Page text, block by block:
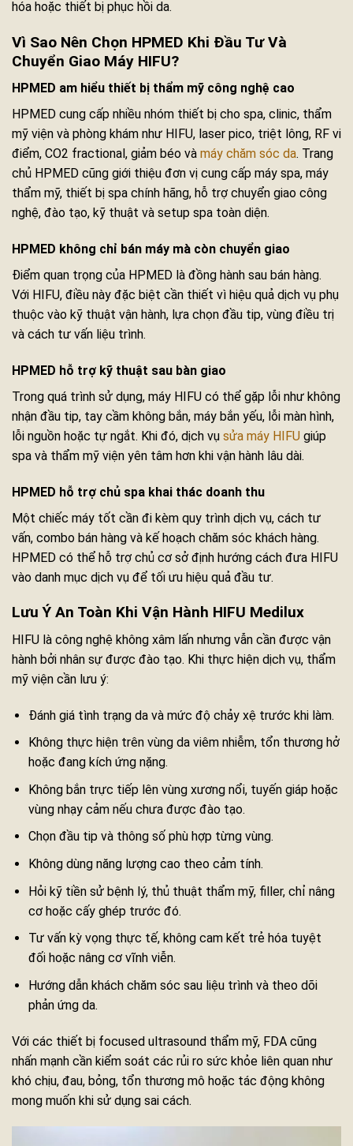
hóa hoặc thiết bị phục hồi da.
Vì Sao Nên Chọn HPMED Khi Đầu Tư Và
Chuyển Giao Máy HIFU?
HPMED am hiểu thiết bị thẩm mỹ công nghệ cao
HPMED cung cấp nhiều nhóm thiết bị cho spa, clinic, thẩm
mỹ viện và phòng khám như HIFU, laser pico, triệt lông, RF vi
điểm, CO2 fractional, giảm béo và máy chăm sóc da. Trang
chủ HPMED cũng giới thiệu đơn vị cung cấp máy spa, máy
thẩm mỹ, thiết bị spa chính hãng, hỗ trợ chuyển giao công
nghệ, đào tạo, kỹ thuật và setup spa toàn diện.
HPMED không chỉ bán máy mà còn chuyển giao
Điểm quan trọng của HPMED là đồng hành sau bán hàng.
Với HIFU, điều này đặc biệt cần thiết vì hiệu quả dịch vụ phụ
thuộc vào kỹ thuật vận hành, lựa chọn đầu tip, vùng điều trị
và cách tư vấn liệu trình.
HPMED hỗ trợ kỹ thuật sau bàn giao
Trong quá trình sử dụng, máy HIFU có thể gặp lỗi như không
nhận đầu tip, tay cầm không bắn, máy bắn yếu, lỗi màn hình,
lỗi nguồn hoặc tự ngắt. Khi đó, dịch vụ sửa máy HIFU giúp
spa và thẩm mỹ viện yên tâm hơn khi vận hành lâu dài.
HPMED hỗ trợ chủ spa khai thác doanh thu
Một chiếc máy tốt cần đi kèm quy trình dịch vụ, cách tư
vấn, combo bán hàng và kế hoạch chăm sóc khách hàng.
HPMED có thể hỗ trợ chủ cơ sở định hướng cách đưa HIFU
vào danh mục dịch vụ để tối ưu hiệu quả đầu tư.
Lưu Ý An Toàn Khi Vận Hành HIFU Medilux
HIFU là công nghệ không xâm lấn nhưng vẫn cần được vận
hành bởi nhân sự được đào tạo. Khi thực hiện dịch vụ, thẩm
mỹ viện cần lưu ý:
Đánh giá tình trạng da và mức độ chảy xệ trước khi làm.
Không thực hiện trên vùng da viêm nhiễm, tổn thương hở
hoặc đang kích ứng nặng.
Không bắn trực tiếp lên vùng xương nổi, tuyến giáp hoặc
vùng nhạy cảm nếu chưa được đào tạo.
Chọn đầu tip và thông số phù hợp từng vùng.
Không dùng năng lượng cao theo cảm tính.
Hỏi kỹ tiền sử bệnh lý, thủ thuật thẩm mỹ, filler, chỉ nâng
cơ hoặc cấy ghép trước đó.
Tư vấn kỳ vọng thực tế, không cam kết trẻ hóa tuyệt
đối hoặc nâng cơ vĩnh viễn.
Hướng dẫn khách chăm sóc sau liệu trình và theo dõi
phản ứng da.
Với các thiết bị focused ultrasound thẩm mỹ, FDA cũng
nhấn mạnh cần kiểm soát các rủi ro sức khỏe liên quan như
khó chịu, đau, bỏng, tổn thương mô hoặc tác động không
mong muốn khi sử dụng sai cách.